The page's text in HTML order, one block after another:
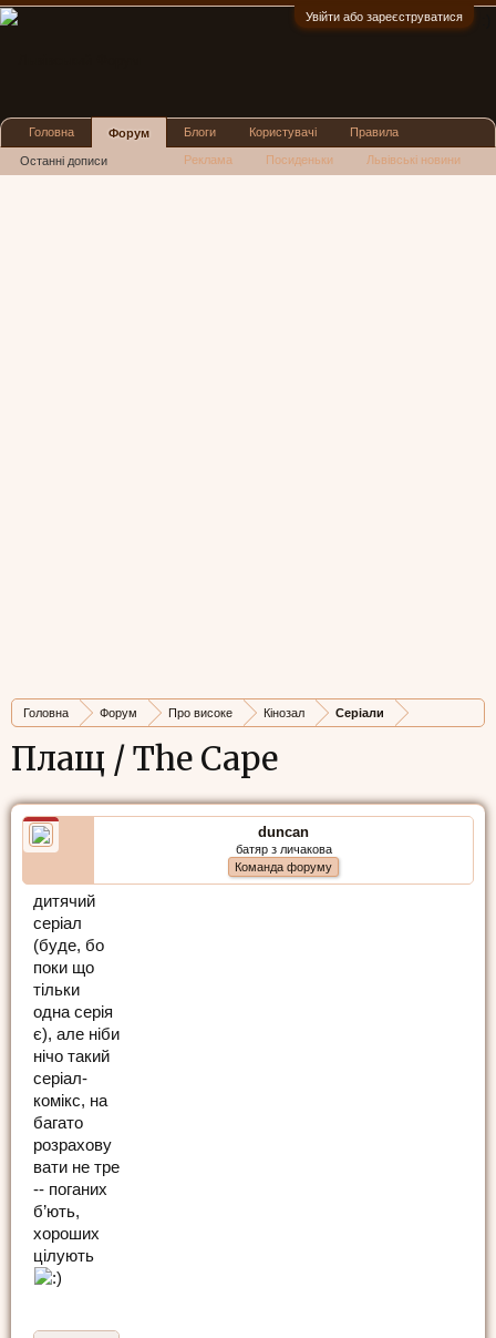
Увійти або зареєструватися
Головна Форум Про високе Кінозал Серіали
Плащ / The Cape
duncan
батяр з личакова
Команда форуму
дитячий
серіал
(буде, бо
поки що
тільки
одна серія
є), але ніби
нічо такий
серіал-
комікс, на
багато
розрахову
вати не тре
-- поганих
б’ють,
хороших
цілують
Головна Форум
Останні дописи
Блоги Користувачі Правила
Реклама Посиденьки Львівські новини